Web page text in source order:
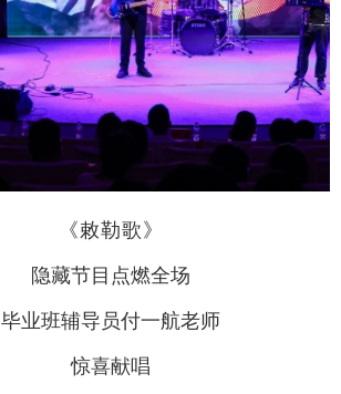
《敕勒歌》
隐藏节目点燃全场
毕业班辅导员付一航老师
惊喜献唱